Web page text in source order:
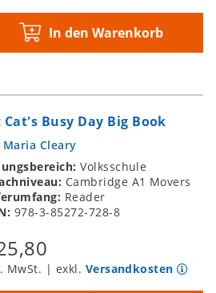
In den Warenkorb
Cat's Busy Day Big Book
Maria Cleary
Volksschule
Cambridge A1 Movers
Reader
978-3-85272-728-8
MwSt. | exkl. Versandkosten